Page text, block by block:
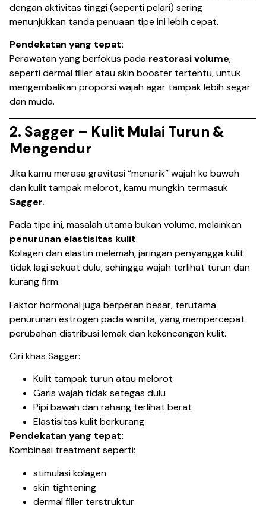
dengan aktivitas tinggi (seperti pelari) sering
menunjukkan tanda penuaan tipe ini lebih cepat.
Pendekatan yang tepat:
Perawatan yang berfokus pada restorasi volume,
seperti dermal filler atau skin booster tertentu, untuk
mengembalikan proporsi wajah agar tampak lebih segar
dan muda.
2. Sagger – Kulit Mulai Turun &
Mengendur
Jika kamu merasa gravitasi “menarik” wajah ke bawah
dan kulit tampak melorot, kamu mungkin termasuk
Sagger.
Pada tipe ini, masalah utama bukan volume, melainkan
penurunan elastisitas kulit.
Kolagen dan elastin melemah, jaringan penyangga kulit
tidak lagi sekuat dulu, sehingga wajah terlihat turun dan
kurang firm.
Faktor hormonal juga berperan besar, terutama
penurunan estrogen pada wanita, yang mempercepat
perubahan distribusi lemak dan kekencangan kulit.
Ciri khas Sagger:
Kulit tampak turun atau melorot
Garis wajah tidak setegas dulu
Pipi bawah dan rahang terlihat berat
Elastisitas kulit berkurang
Pendekatan yang tepat:
Kombinasi treatment seperti:
stimulasi kolagen
skin tightening
dermal filler terstruktur